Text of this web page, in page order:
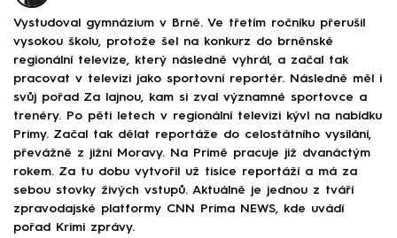
Vystudoval gymnázium v Brně. Ve třetím ročníku přerušil
vysokou školu, protože šel na konkurz do brněnské
regionální televize, který následně vyhrál, a začal tak
pracovat v televizi jako sportovní reportér. Následně měl i
svůj pořad Za lajnou, kam si zval významné sportovce a
trenéry. Po pěti letech v regionální televizi kývl na nabídku
Primy. Začal tak dělat reportáže do celostátního vysílání,
převážně z jižní Moravy. Na Primě pracuje již dvanáctým
rokem. Za tu dobu vytvořil už tisíce reportáží a má za
sebou stovky živých vstupů. Aktuálně je jednou z tváří
zpravodajské platformy CNN Prima NEWS, kde uvádí
pořad Krimi zprávy.